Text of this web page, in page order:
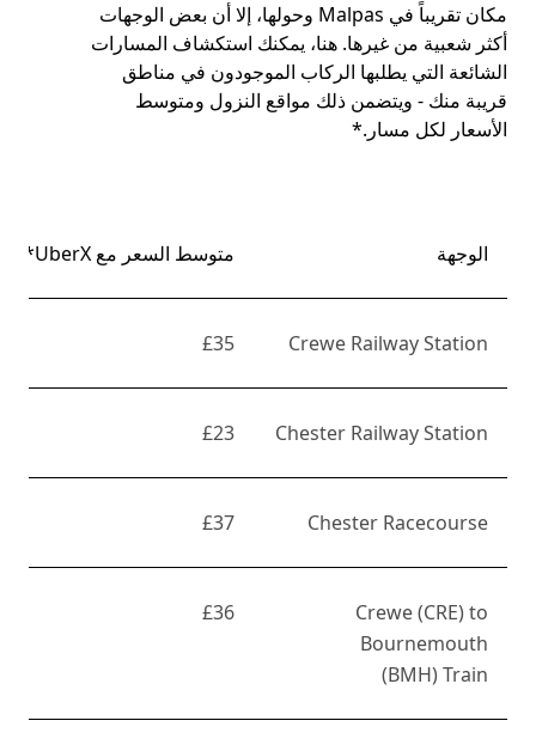
مكان تقريباً في Malpas وحولها، إلا أن بعض الوجهات
أكثر شعبية من غيرها. هنا، يمكنك استكشاف المسارات
الشائعة التي يطلبها الركاب الموجودون في مناطق
قريبة منك - ويتضمن ذلك مواقع النزول ومتوسط
الأسعار لكل مسار.*
الوجهة متوسط السعر مع UberX*
Crewe Railway Station
£35
Chester Railway Station
£23
Chester Racecourse
£37
Crewe (CRE) to
Bournemouth
(BMH) Train
£36